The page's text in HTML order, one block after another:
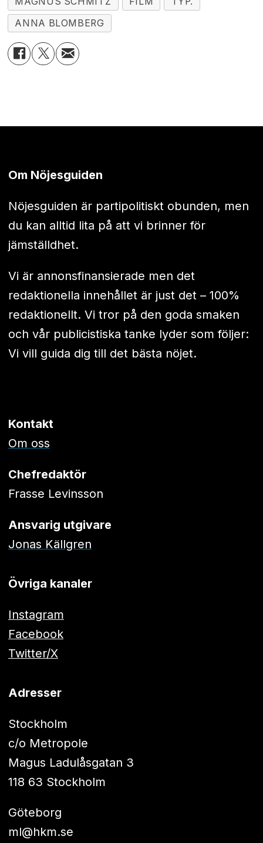
ANNA BLOMBERG
Om Nöjesguiden
Nöjesguiden är partipolitiskt obunden, men
du kan alltid lita på att vi brinner för
jämställdhet.
Vi är annonsfinansierade men det
redaktionella innehållet är just det – 100%
redaktionellt. Vi tror på den goda smaken
och vår publicistiska tanke lyder som följer:
Vi vill guida dig till det bästa nöjet.
Kontakt
Om oss
Chefredaktör
Frasse Levinsson
Ansvarig utgivare
Jonas Källgren
Övriga kanaler
Instagram
Facebook
Twitter/X
Adresser
Stockholm
c/o Metropole
Magus Ladulåsgatan 3
118 63 Stockholm
Göteborg
ml@hkm.se